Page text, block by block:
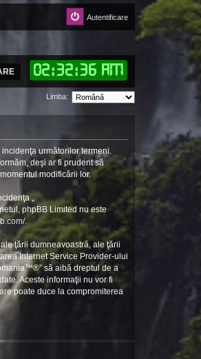
Autentificare
02:32:36 AM
Limba:
următorilor termeni.
deşi ar fi prudent să
modificării lor.
„
phpBB Limited nu este
.
ţării dumneavoastră, ale ţării
Internet Service Provider-ului
să aibă dreptul de a
Aceste informaţii nu vor fi
poate duce la compromiterea